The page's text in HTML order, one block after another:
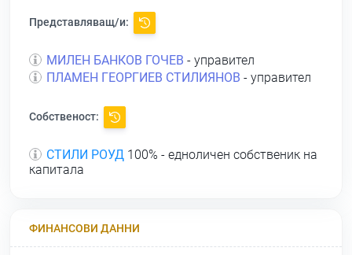
Представляващ/и:
МИЛЕН БАНКОВ ГОЧЕВ - управител
ПЛАМЕН ГЕОРГИЕВ СТИЛИЯНОВ - управител
Собственост:
СТИЛИ РОУД 100% - едноличен собственик на
капитала
ФИНАНСОВИ ДАННИ